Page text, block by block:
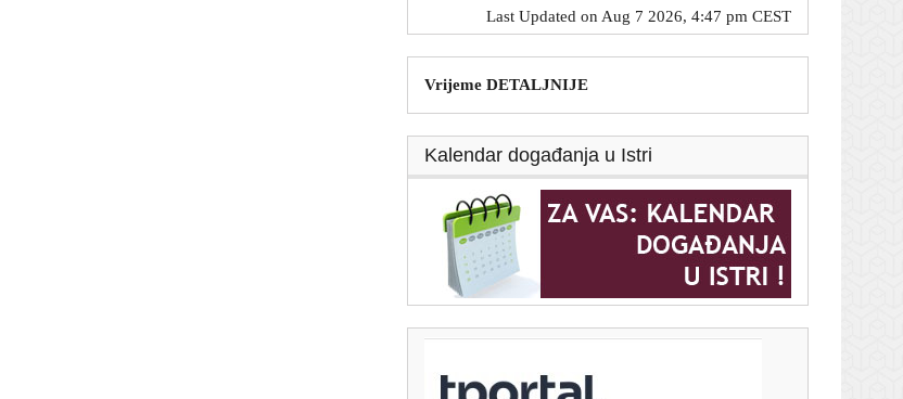
Last Updated on Aug 7 2026, 4:47 pm CEST
Vrijeme DETALJNIJE
Kalendar događanja u Istri
Nijemac u Privlaci pio s nepoznatima pa pretučen: